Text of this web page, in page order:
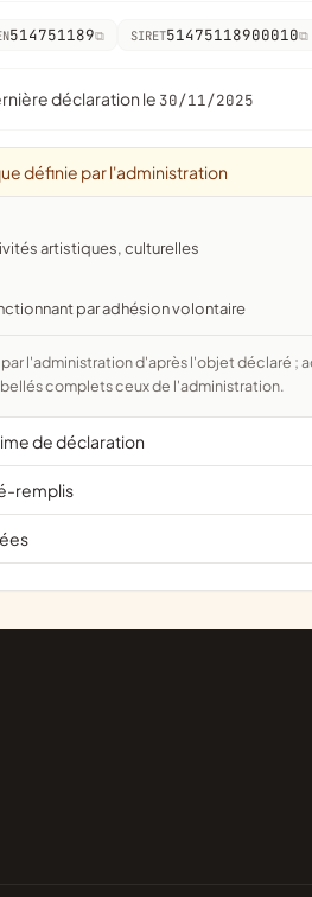
514751189 SIRET51475118900010
déclaration le 30/11/2025
définie par l'administration
artistiques, culturelles
par adhésion volontaire
complets ceux de l'administration.
de déclaration
remplis